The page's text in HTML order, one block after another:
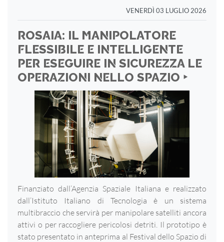
VENERDÌ 03 LUGLIO 2026
ROSAIA: IL MANIPOLATORE
FLESSIBILE E INTELLIGENTE
PER ESEGUIRE IN SICUREZZA LE
OPERAZIONI NELLO SPAZIO ‣
Finanziato dall’Agenzia Spaziale Italiana e realizzato
dall’Istituto Italiano di Tecnologia è un sistema
multibraccio che servirà per manipolare satelliti ancora
attivi o per raccogliere pericolosi detriti. Il prototipo è
stato presentato in anteprima al Festival dello Spazio di